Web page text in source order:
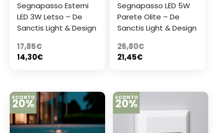
Segnapasso Esterni
LED 3W Letso – De
Sanctis Light & Design
17,85€
14,30€
Segnapasso LED 5W
Parete Olite – De
Sanctis Light & Design
26,80€
21,45€
SCONTO
20% SCONTO
20%